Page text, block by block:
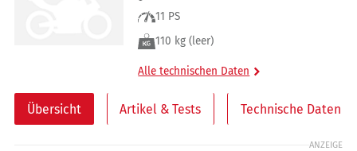
11 PS
110 kg (leer)
Alle technischen Daten
Übersicht Artikel & Tests Technische Daten
ANZEIGE